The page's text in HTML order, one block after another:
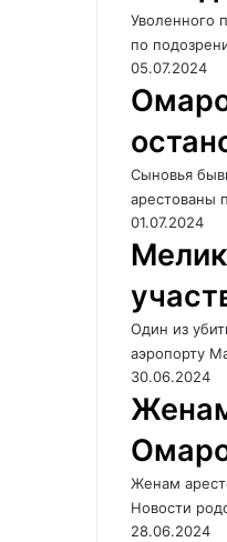
Уволенного
по
05.07.2024
Сыновья
арестованы
01.07.2024
Один из
аэропорту
30.06.2024
Женам
Новости
28.06.2024